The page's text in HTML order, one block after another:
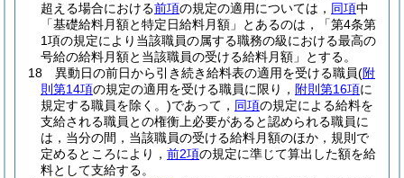
超える場合における前項の規定の適用については， 同項中
「基礎給料月額と特定日給料月額」とあるのは，「第4条第
1項の規定により当該職員の属する職務の級における最高の
号給の給料月額と当該職員の受ける給料月額」とする。
18
異動日の前日から引き続き給料表の適用を受ける職員(附
則第14項の規定の適用を受ける職員に限り， 附則第16項に
規定する職員を除く。)であって， 同項の規定による給料を
支給される職員との権衡上必要があると認められる職員に
は，当分の間，当該職員の受ける給料月額のほか，規則で
定めるところにより， 前2項の規定に準じて算出した額を給
料として支給する。